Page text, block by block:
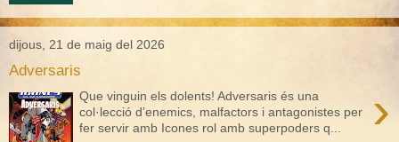
dijous, 21 de maig del 2026
Adversaris
›
Que vinguin els dolents! Adversaris és una
col·lecció d’enemics, malfactors i antagonistes per
fer servir amb Icones rol amb superpoders q...